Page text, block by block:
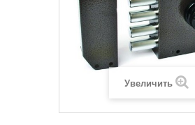
Увеличить